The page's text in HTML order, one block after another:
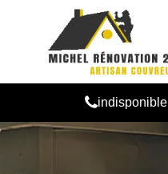
indisponible